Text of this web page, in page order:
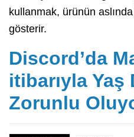
kullanmak, ürünün
gösterir.
Discord’da
itibarıyla Yaş
Zorunlu